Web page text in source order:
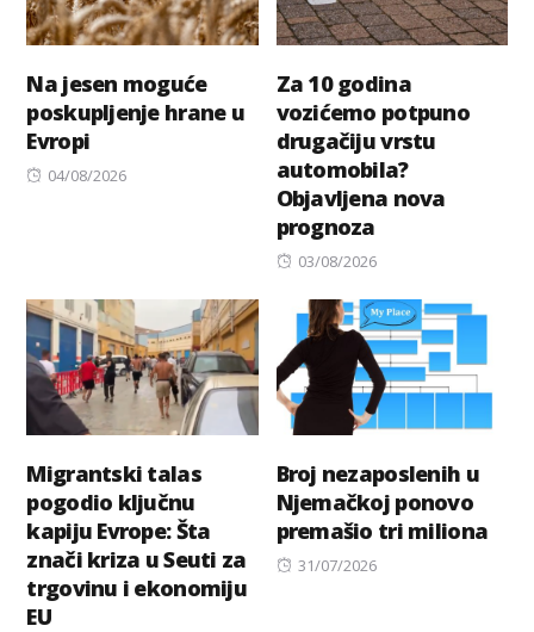
Na jesen moguće
poskupljenje hrane u
Evropi
Posted
04/08/2026
Za 10 godina
vozićemo potpuno
drugačiju vrstu
automobila?
Objavljena nova
prognoza
Posted
03/08/2026
Migrantski talas
pogodio ključnu
kapiju Evrope: Šta
znači kriza u Seuti za
trgovinu i ekonomiju
EU
Broj nezaposlenih u
Njemačkoj ponovo
premašio tri miliona
Posted
31/07/2026